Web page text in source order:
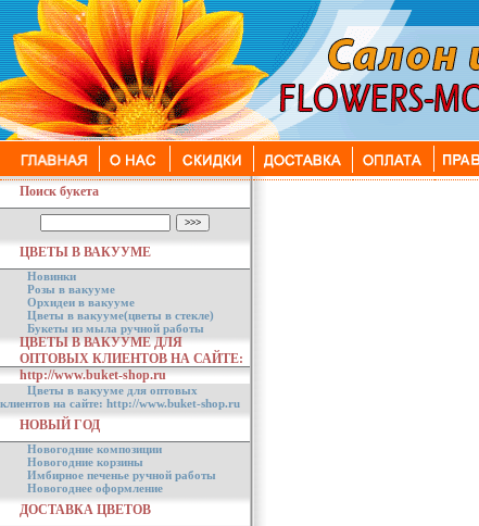
Поиск букета
ЦВЕТЫ В ВАКУУМЕ
Новинки
Розы в вакууме
Орхидеи в вакууме
Цветы в вакууме(цветы в стекле)
Букеты из мыла ручной работы
ЦВЕТЫ В ВАКУУМЕ ДЛЯ
ОПТОВЫХ КЛИЕНТОВ НА САЙТЕ:
http://www.buket-shop.ru
Цветы в вакууме для оптовых
клиентов на сайте: http://www.buket-shop.ru
НОВЫЙ ГОД
Новогодние композиции
Новогодние корзины
Имбирное печенье ручной работы
Новогоднее оформление
ДОСТАВКА ЦВЕТОВ